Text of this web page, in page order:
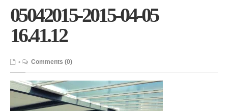
05042015-2015-04-05
16.41.12
• Comments (0)